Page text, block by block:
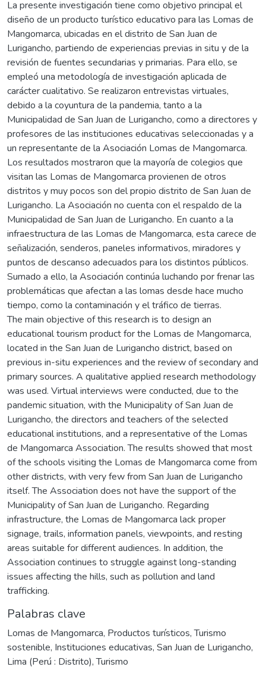
La presente investigación tiene como objetivo principal el
diseño de un producto turístico educativo para las Lomas de
Mangomarca, ubicadas en el distrito de San Juan de
Lurigancho, partiendo de experiencias previas in situ y de la
revisión de fuentes secundarias y primarias. Para ello, se
empleó una metodología de investigación aplicada de
carácter cualitativo. Se realizaron entrevistas virtuales,
debido a la coyuntura de la pandemia, tanto a la
Municipalidad de San Juan de Lurigancho, como a directores y
profesores de las instituciones educativas seleccionadas y a
un representante de la Asociación Lomas de Mangomarca.
Los resultados mostraron que la mayoría de colegios que
visitan las Lomas de Mangomarca provienen de otros
distritos y muy pocos son del propio distrito de San Juan de
Lurigancho. La Asociación no cuenta con el respaldo de la
Municipalidad de San Juan de Lurigancho. En cuanto a la
infraestructura de las Lomas de Mangomarca, esta carece de
señalización, senderos, paneles informativos, miradores y
puntos de descanso adecuados para los distintos públicos.
Sumado a ello, la Asociación continúa luchando por frenar las
problemáticas que afectan a las lomas desde hace mucho
tiempo, como la contaminación y el tráfico de tierras.
The main objective of this research is to design an
educational tourism product for the Lomas de Mangomarca,
located in the San Juan de Lurigancho district, based on
previous in-situ experiences and the review of secondary and
primary sources. A qualitative applied research methodology
was used. Virtual interviews were conducted, due to the
pandemic situation, with the Municipality of San Juan de
Lurigancho, the directors and teachers of the selected
educational institutions, and a representative of the Lomas
de Mangomarca Association. The results showed that most
of the schools visiting the Lomas de Mangomarca come from
other districts, with very few from San Juan de Lurigancho
itself. The Association does not have the support of the
Municipality of San Juan de Lurigancho. Regarding
infrastructure, the Lomas de Mangomarca lack proper
signage, trails, information panels, viewpoints, and resting
areas suitable for different audiences. In addition, the
Association continues to struggle against long-standing
issues affecting the hills, such as pollution and land
trafficking.
Palabras clave
Lomas de Mangomarca, Productos turísticos,Turismo
sostenible, Instituciones educativas, San Juan de Lurigancho,
Lima (Perú : Distrito),Turismo